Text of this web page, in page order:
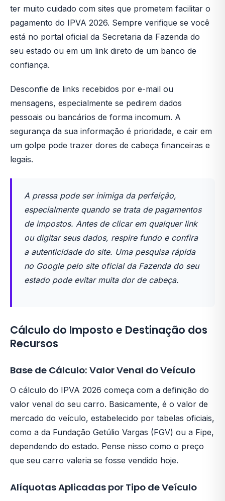
ter muito cuidado com sites que prometem facilitar o
pagamento do IPVA 2026. Sempre verifique se você
está no portal oficial da Secretaria da Fazenda do
seu estado ou em um link direto de um banco de
confiança.
Desconfie de links recebidos por e-mail ou
mensagens, especialmente se pedirem dados
pessoais ou bancários de forma incomum. A
segurança da sua informação é prioridade, e cair em
um golpe pode trazer dores de cabeça financeiras e
legais.
A pressa pode ser inimiga da perfeição,
especialmente quando se trata de pagamentos
de impostos. Antes de clicar em qualquer link
ou digitar seus dados, respire fundo e confira
a autenticidade do site. Uma pesquisa rápida
no Google pelo site oficial da Fazenda do seu
estado pode evitar muita dor de cabeça.
Cálculo do Imposto e Destinação dos
Recursos
Base de Cálculo: Valor Venal do Veículo
O cálculo do IPVA 2026 começa com a definição do
valor venal do seu carro. Basicamente, é o valor de
mercado do veículo, estabelecido por tabelas oficiais,
como a da Fundação Getúlio Vargas (FGV) ou a Fipe,
dependendo do estado. Pense nisso como o preço
que seu carro valeria se fosse vendido hoje.
Alíquotas Aplicadas por Tipo de Veículo